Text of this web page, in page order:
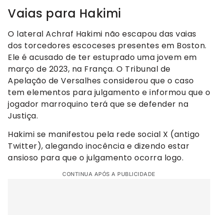
Vaias para Hakimi
O lateral Achraf Hakimi não escapou das vaias
dos torcedores escoceses presentes em Boston.
Ele é acusado de ter estuprado uma jovem em
março de 2023, na França. O Tribunal de
Apelação de Versalhes considerou que o caso
tem elementos para julgamento e informou que o
jogador marroquino terá que se defender na
Justiça.
Hakimi se manifestou pela rede social X (antigo
Twitter), alegando inocência e dizendo estar
ansioso para que o julgamento ocorra logo.
CONTINUA APÓS A PUBLICIDADE